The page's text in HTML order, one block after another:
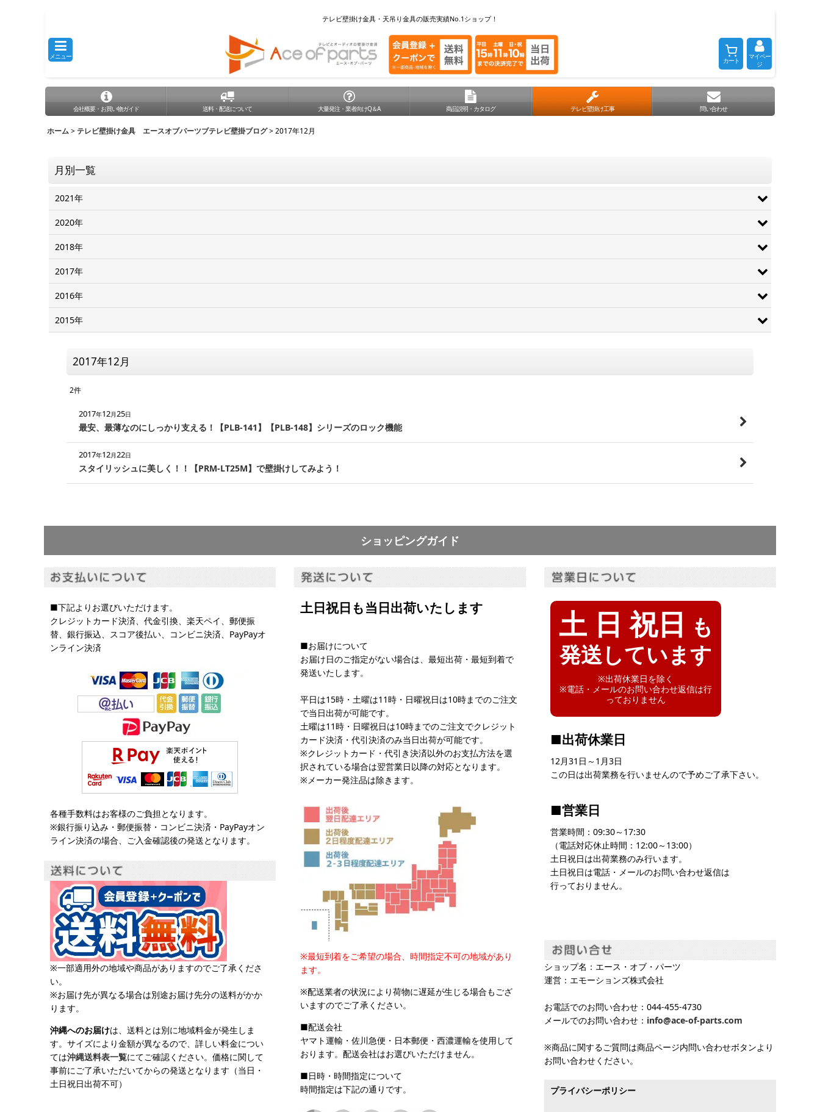
テレビ壁掛け金具・天吊り金具の販売実績No.1ショップ！
メニュー カート
マイペー
ジ
会社概要・お買い物ガイド 送料・配送について 大量発注・業者向けQ＆A 商品説明・カタログ テレビ壁掛け工事 問い合わせ
ホーム >テレビ壁掛け金具 エースオブパーツブテレビ壁掛ブログ>2017年12月
2017年12月
2件
2017年12月25日
最安、最薄なのにしっかり支える！【PLB-141】【PLB-148】シリーズのロック機能
2017年12月22日
スタイリッシュに美しく！！【PRM-LT25M】で壁掛けしてみよう！
月別一覧
2021年
2020年
2018年
2017年
2016年
2015年
ショッピングガイド
■下記よりお選びいただけます。
クレジットカード決済、代金引換、楽天ペイ、郵便振
替、銀行振込、スコア後払い、コンビニ決済、PayPayオ
ンライン決済
各種手数料はお客様のご負担となります。
※銀行振り込み・郵便振替・コンビニ決済・PayPayオン
ライン決済の場合、ご入金確認後の発送となります。
※一部適用外の地域や商品がありますのでご了承くださ
い。
※お届け先が異なる場合は別途お届け先分の送料がかか
ります。
沖縄へのお届けは、送料とは別に地域料金が発生しま
す。サイズにより金額が異なるので、詳しい料金につい
ては沖縄送料表一覧にてご確認ください。価格に関して
事前にご了承いただいてからの発送となります（当日・
土日祝日出荷不可）
土日祝日も当日出荷いたします
■お届けについて
お届け日のご指定がない場合は、最短出荷・最短到着で
発送いたします。
平日は15時・土曜は11時・日曜祝日は10時までのご注文
で当日出荷が可能です。
土曜は11時・日曜祝日は10時までのご注文でクレジット
カード決済・代引決済のみ当日出荷が可能です。
※クレジットカード・代引き決済以外のお支払方法を選
択されている場合は翌営業日以降の対応となります。
※メーカー発注品は除きます。
※最短到着をご希望の場合、時間指定不可の地域があり
ます。
※配送業者の状況により荷物に遅延が生じる場合もござ
いますのでご了承ください。
■配送会社
ヤマト運輸・佐川急便・日本郵便・西濃運輸を使用して
おります。配送会社はお選びいただけません。
■日時・時間指定について
時間指定は下記の通りです。
土 日 祝日 も
発送しています
※出荷休業日を除く
※電話・メールのお問い合わせ返信は行
っておりません
■出荷休業日
12月31日～1月3日
この日は出荷業務を行いませんので予めご了承下さい。
■営業日
営業時間：09:30～17:30
（電話対応休止時間：12:00～13:00）
土日祝日は出荷業務のみ行います。
土日祝日は電話・メールのお問い合わせ返信は
行っておりません。
ショップ名：エース・オブ・パーツ
運営：エモーションズ株式会社
お電話でのお問い合わせ：044-455-4730
メールでのお問い合わせ： info@ace-of-parts.com
※商品に関するご質問は商品ページ内問い合わせボタンより
お問い合わせください。
プライバシーポリシー